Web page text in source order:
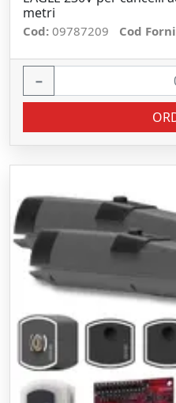
metri
Cod: 09787209 Cod
−